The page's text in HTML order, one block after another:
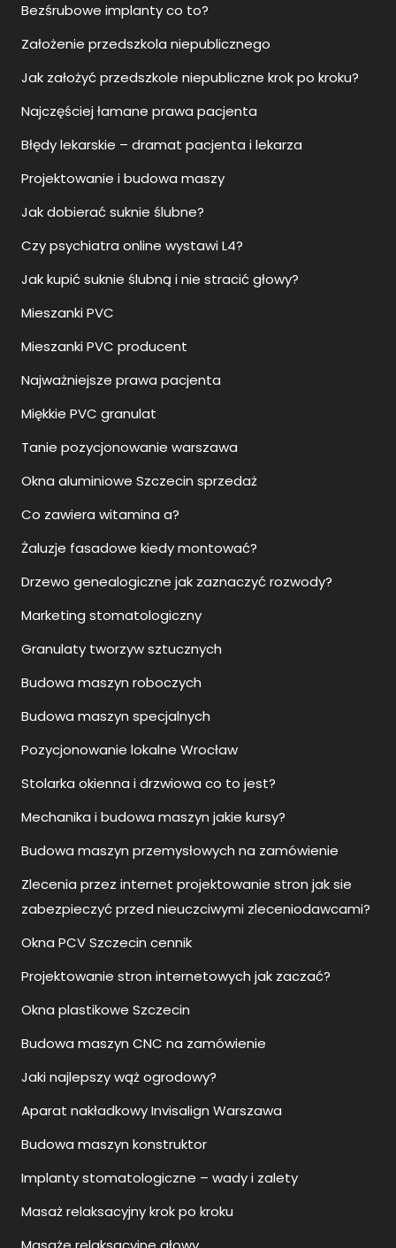
Bezśrubowe implanty co to?
Założenie przedszkola niepublicznego
Jak założyć przedszkole niepubliczne krok po kroku?
Najczęściej łamane prawa pacjenta
Błędy lekarskie – dramat pacjenta i lekarza
Projektowanie i budowa maszy
Jak dobierać suknie ślubne?
Czy psychiatra online wystawi L4?
Jak kupić suknie ślubną i nie stracić głowy?
Mieszanki PVC
Mieszanki PVC producent
Najważniejsze prawa pacjenta
Miękkie PVC granulat
Tanie pozycjonowanie warszawa
Okna aluminiowe Szczecin sprzedaż
Co zawiera witamina a?
Żaluzje fasadowe kiedy montować?
Drzewo genealogiczne jak zaznaczyć rozwody?
Marketing stomatologiczny
Granulaty tworzyw sztucznych
Budowa maszyn roboczych
Budowa maszyn specjalnych
Pozycjonowanie lokalne Wrocław
Stolarka okienna i drzwiowa co to jest?
Mechanika i budowa maszyn jakie kursy?
Budowa maszyn przemysłowych na zamówienie
Zlecenia przez internet projektowanie stron jak sie
zabezpieczyć przed nieuczciwymi zleceniodawcami?
Okna PCV Szczecin cennik
Projektowanie stron internetowych jak zaczać?
Okna plastikowe Szczecin
Budowa maszyn CNC na zamówienie
Jaki najlepszy wąż ogrodowy?
Aparat nakładkowy Invisalign Warszawa
Budowa maszyn konstruktor
Implanty stomatologiczne – wady i zalety
Masaż relaksacyjny krok po kroku